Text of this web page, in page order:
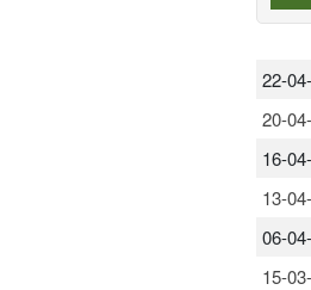
22-
20-
16-
13-
06-
15-